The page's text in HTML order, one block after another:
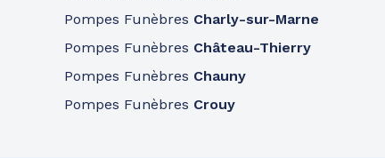
Pompes Funèbres Charly-sur-Marne
Pompes Funèbres Château-Thierry
Pompes Funèbres Chauny
Pompes Funèbres Crouy